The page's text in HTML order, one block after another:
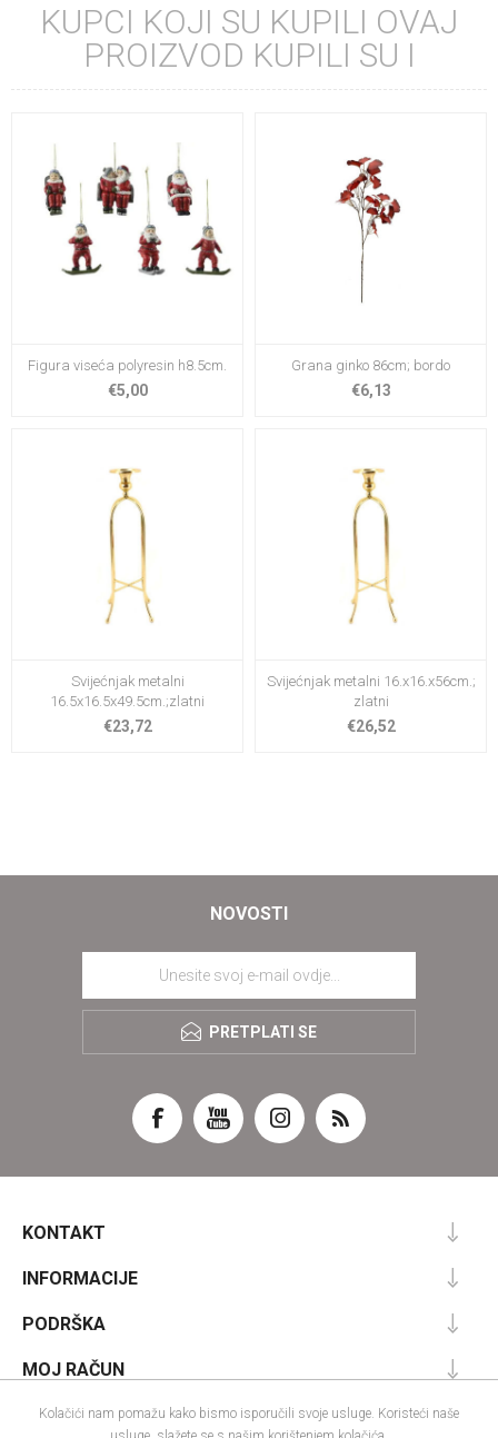
KUPCI KOJI SU KUPILI OVAJ
PROIZVOD KUPILI SU I
Figura viseća polyresin h8.5cm.
€5,00
Grana ginko 86cm; bordo
€6,13
Svijećnjak metalni
16.5x16.5x49.5cm.;zlatni
€23,72
Svijećnjak metalni 16.x16.x56cm.;
zlatni
€26,52
NOVOSTI
PRETPLATI SE
KONTAKT
INFORMACIJE
PODRŠKA
MOJ RAČUN
Kolačići nam pomažu kako bismo isporučili svoje usluge. Koristeći naše